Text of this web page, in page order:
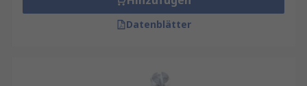
Datenblätter